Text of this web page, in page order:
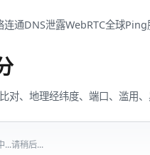
连通DNS泄露WebRTC全球Ping
对、地理经纬度、端口、滥用
...请稍后...